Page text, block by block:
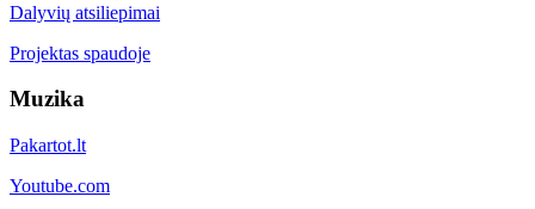
Dalyvių atsiliepimai
Projektas spaudoje
Muzika
Pakartot.lt
Youtube.com